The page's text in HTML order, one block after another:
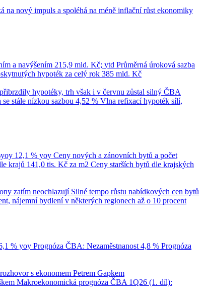
na nový impuls a spoléhá na méně inflační růst ekonomiky
a navýšením 215,9 mld. Kč; ytd Průměrná úroková sazba
hypoték za celý rok 385 mld. Kč
hypotéky, trh však i v červnu zůstal silný ČBA
stále nízkou sazbou 4,52 % Vlna refixací hypoték sílí,
12,1 % yoy Ceny nových a zánovních bytů a počet
krajů 141,0 tis. Kč za m2 Ceny starších bytů dle krajských
zatím neochlazují Silné tempo růstu nabídkových cen bytů
nájemní bydlení v některých regionech až o 10 procent
% yoy Prognóza ČBA: Nezaměstnanost 4,8 % Prognóza
s ekonomem Petrem Gapkem
Makroekonomická prognóza ČBA 1Q26 (1. díl):